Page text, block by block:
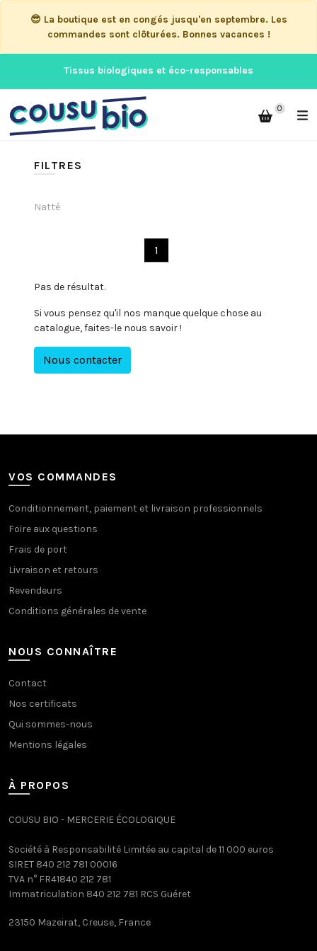
😎 La boutique est en congés jusqu'en septembre. Les
commandes sont clôturées. Bonnes vacances !
Tissus biologiques et éco-responsables
0
FILTRES
Natté
1
Pas de résultat.
Si vous pensez qu'il nos manque quelque chose au
catalogue, faites-le nous savoir !
Nous contacter
VOS COMMANDES
Conditionnement, paiement et livraison professionnels
Foire aux questions
Frais de port
Livraison et retours
Revendeurs
Conditions générales de vente
NOUS CONNAÎTRE
Contact
Nos certificats
Qui sommes-nous
Mentions légales
À PROPOS
COUSU BIO - MERCERIE ÉCOLOGIQUE
Société à Responsabilité Limitée au capital de 11 000 euros
SIRET 840 212 781 00016
TVA n° FR41840 212 781
Immatriculation 840 212 781 RCS Guéret
23150 Mazeirat, Creuse, France